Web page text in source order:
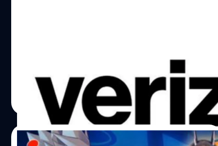
เครื่อง Xbox Series X/S ผ่านโครงการ Xbox All Access
จตุรวิทย์ เครือวาณิชกิจ| 1474 days ago
Read More
02/07/2022